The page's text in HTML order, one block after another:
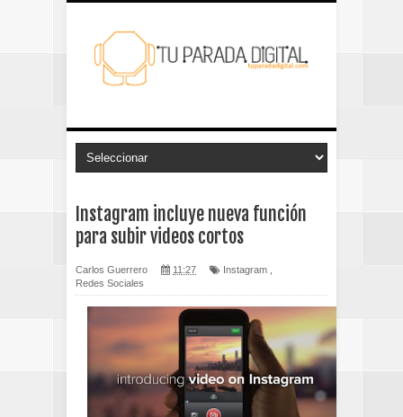
Instagram incluye nueva función
para subir videos cortos
Carlos Guerrero 11:27 Instagram
Redes Sociales